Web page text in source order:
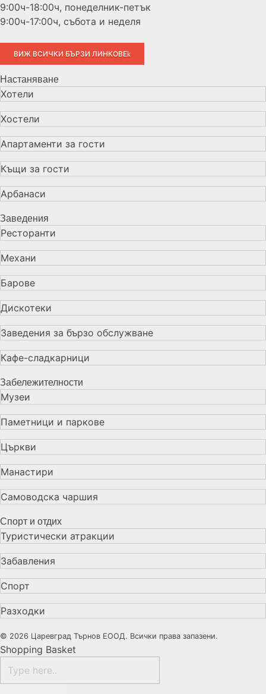
9:00ч-18:00ч, понеделник-петък
9:00ч-17:00ч, събота и неделя
ВИЖ ВСИЧКИ БЪРЗИ ЛИНКОВЕ
Настаняване
Хотели
Хостели
Апартаменти за гости
Къщи за гости
Арбанаси
Заведения
Ресторанти
Механи
Барове
Дискотеки
Заведения за бързо обслужване
Кафе-сладкарници
Забележителности
Музеи
Паметници и паркове
Църкви
Манастири
Самоводска чаршия
Спорт и отдих
Туристически атракции
Забавления
Спорт
Разходки
© 2026 Царевград Търнов ЕООД. Всички права запазени.
Shopping Basket